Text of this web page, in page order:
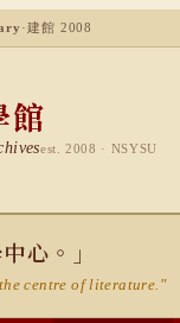
·建館 2008
館
est. 2008 · NSYSU
心。」
centre of literature."